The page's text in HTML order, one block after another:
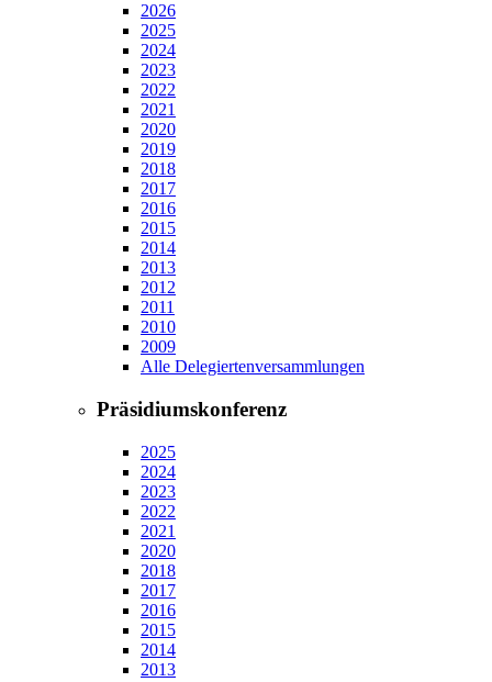
2026
2025
2024
2023
2022
2021
2020
2019
2018
2017
2016
2015
2014
2013
2012
2011
2010
2009
Alle Delegiertenversammlungen
Präsidiumskonferenz
2025
2024
2023
2022
2021
2020
2018
2017
2016
2015
2014
2013